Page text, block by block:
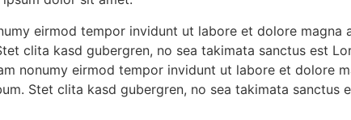
eirmod tempor invidunt ut labore et dolore magna
clita kasd gubergren, no sea takimata sanctus est
nonumy eirmod tempor invidunt ut labore et dolore
Stet clita kasd gubergren, no sea takimata sanctus